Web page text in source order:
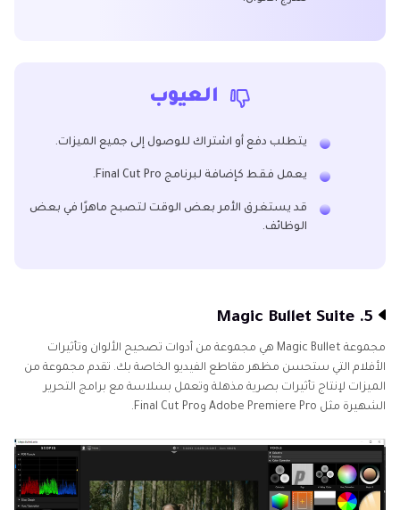
العيوب
يتطلب دفع أو اشتراك للوصول إلى جميع الميزات.
يعمل فقط كإضافة لبرنامج Final Cut Pro.
قد يستغرق الأمر بعض الوقت لتصبح ماهرًا في بعض
الوظائف.
5. Magic Bullet Suite
مجموعة Magic Bullet هي مجموعة من أدوات تصحيح الألوان وتأثيرات
الأفلام التي ستحسن مظهر مقاطع الفيديو الخاصة بك. تقدم مجموعة من
الميزات لإنتاج تأثيرات بصرية مذهلة وتعمل بسلاسة مع برامج التحرير
الشهيرة مثل Adobe Premiere Pro وFinal Cut Pro.